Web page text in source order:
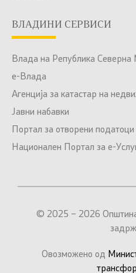
ВЛАДИНИ СЕРВИСИ
Влада на Република Северна
е-Влада
Агенција за катастар на
Јавни набавки
Портал за отворени податоци
Национален Портал за е-
© 2025 – 2026
Овозможено од